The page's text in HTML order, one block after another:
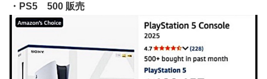
実証実験都市「ウーブン・シティ」が一般の居住希望者の募
集開始 すでにトヨタ関係者が居住
『ほの暮しの庭』Switch2版 21,965本、Switch版 12,458本
韓国人「どうやら五輪サッカー日韓戦でも審判の接待があっ
た模様…」→「メダル剥奪なのでは…？（ﾌﾞﾙﾌﾞﾙ」＝韓国の
・PS5 500 販売